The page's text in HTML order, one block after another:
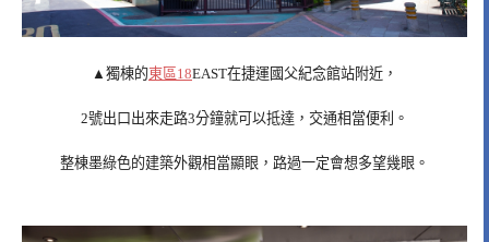
▲獨棟的東區18EAST在捷運國父紀念館站附近，
2號出口出來走路3分鐘就可以抵達，交通相當便利。
整棟墨綠色的建築外觀相當顯眼，路過一定會想多望幾眼。